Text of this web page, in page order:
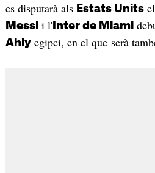
es disputarà als Estats Unitsel
Messii l'Inter de Miami
Ahlyegipci, en el que serà